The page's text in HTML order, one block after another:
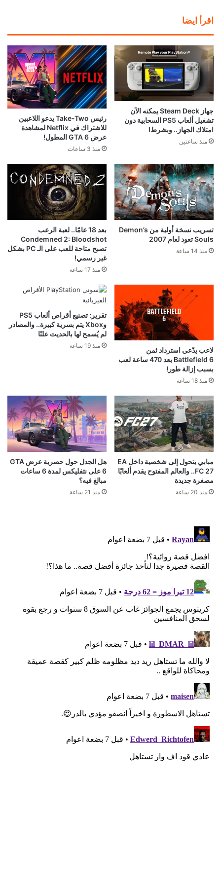
اقرأ ايضا
جهاز Steam Deck يمكنه الآن
تشغيل ألعاب PS5 السحابية دون
امتلاك الجهاز.. وبشرط!
منذ ساعتين
رئيس Take-Two يدعو اللاعبين
للاشتراك في Netflix لمشاهدة
عرض GTA 6 المطول!
منذ 3 ساعات
تسريب نسخة أولية من Demon’s
Souls تعود لعام 2007
منذ 14 ساعة
بعد 18 عامًا.. لعبة الرعب
Condemned 2: Bloodshot
تصبح متاحة للعب على الـ PC بشكل
غير رسمي!
منذ 17 ساعة
لاعب يدّعي استرداد ثمن
Battlefield 6 بعد 470 ساعة لعب
بسبب إزالة طور!
منذ 18 ساعة
تقرير: تصنيع أقراص ألعاب PS5
وXbox يتم بسرية كبيرة.. والمصادر
لم يُسمح لها بالحديث علنًا
منذ 19 ساعة
مبابي يتحول إلى شخصية داخل EA
FC 27.. والعالم المفتوح يقدم ألعابًا
مصغرة جديدة
منذ 20 ساعة
هل الجدل حول حصرية عرض GTA
6 على نتفليكس لمدة 6 ساعات
مبالغ فيه؟
منذ 21 ساعة